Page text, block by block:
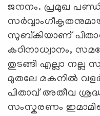
ജനനം. പ്രമുഖ
സുബ്കിയാണ്
കഠിനാധ്വാനം,
തുടങ്ങി എല്ലാ നല്ല
മുതലേ മകനിൽ
പിതാവ് അതീവ
സംസ്കരണം